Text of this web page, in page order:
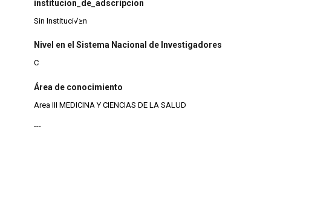
institucion_de_adscripcion
Sin Instituci√≥n
Nivel en el Sistema Nacional de Investigadores
C
Área de conocimiento
Area III MEDICINA Y CIENCIAS DE LA SALUD
---